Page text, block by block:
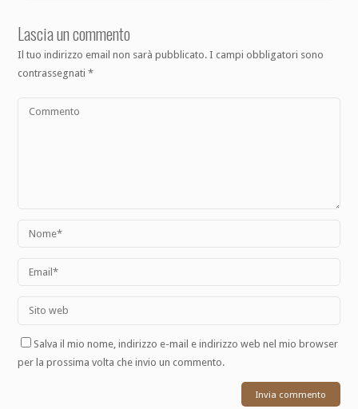
Lascia un commento
Il tuo indirizzo email non sarà pubblicato. I campi obbligatori sono
contrassegnati*
Salva il mio nome, indirizzo e-mail e indirizzo web nel mio browser
per la prossima volta che invio un commento.